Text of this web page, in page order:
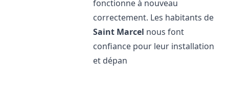
fonctionne à nouveau
correctement. Les habitants de
Saint Marcel nous font
confiance pour leur installation
et dépan